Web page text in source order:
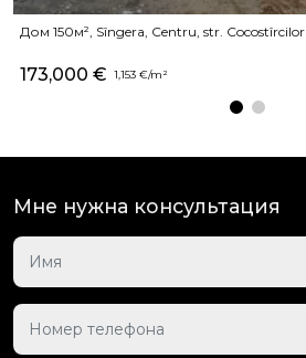
Дом 150м², Sîngera, Centru, str. Cocostîrcilor
173,000 € 1,153 €/m²
Мне нужна консультация